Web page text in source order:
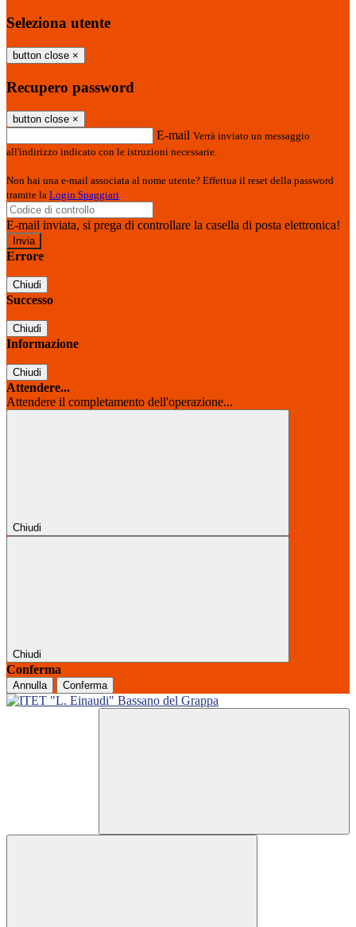
Seleziona utente
button close ×
Recupero password
button close ×
E-mail Verrà inviato un messaggio
all'indirizzo indicato con le istruzioni necessarie.
Non hai una e-mail associata al nome utente? Effettua il reset della password
tramite la Login Spaggiari
E-mail inviata, si prega di controllare la casella di posta elettronica!
Errore
Chiudi
Successo
Chiudi
Informazione
Chiudi
Attendere...
Attendere il completamento dell'operazione...
Chiudi
Chiudi
Conferma
Annulla Conferma